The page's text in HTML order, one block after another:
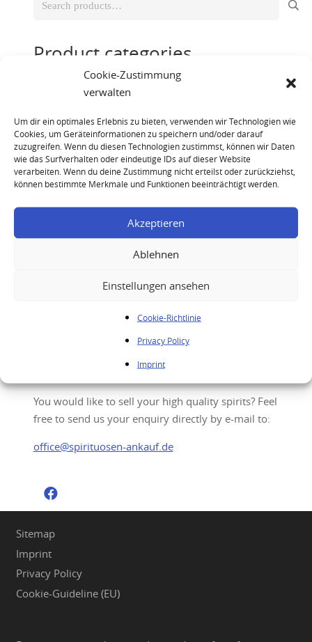
Cookie-Zustimmung
verwalten
Um dir ein optimales Erlebnis zu bieten, verwenden wir Technologien wie
Cookies, um Geräteinformationen zu speichern und/oder darauf
zuzugreifen. Wenn du diesen Technologien zustimmst, können wir Daten
wie das Surfverhalten oder eindeutige IDs auf dieser Website
verarbeiten. Wenn du deine Zustimmung nicht erteilst oder zurückziehst,
können bestimmte Merkmale und Funktionen beeinträchtigt werden.
Akzeptieren
Ablehnen
Einstellungen ansehen
Cookie-Richtlinie
Privacy Policy
Imprint
Product categories
Champagne (6)
Rum (16)
Whisky (44)
Bellevue Guadeloupe Rum Silver Seal 17 Years Old
Your enquiry
You would like to sell your high quality spirits? Feel
free to send us your enquiry directly by e-mail to:
office@spirituosen-ankauf.de
Sitemap
Imprint
Privacy Policy
Cookie-Guideline (EU)